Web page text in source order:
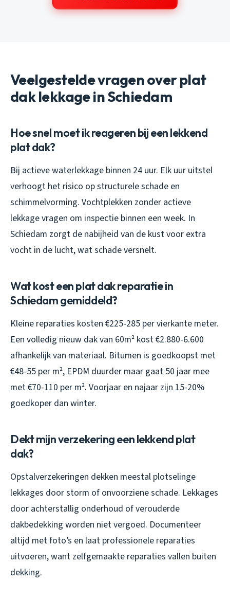
Veelgestelde vragen over plat
dak lekkage in Schiedam
Hoe snel moet ik reageren bij een lekkend
plat dak?
Bij actieve waterlekkage binnen 24 uur. Elk uur uitstel
verhoogt het risico op structurele schade en
schimmelvorming. Vochtplekken zonder actieve
lekkage vragen om inspectie binnen een week. In
Schiedam zorgt de nabijheid van de kust voor extra
vocht in de lucht, wat schade versnelt.
Wat kost een plat dak reparatie in
Schiedam gemiddeld?
Kleine reparaties kosten €225-285 per vierkante meter.
Een volledig nieuw dak van 60m² kost €2.880-6.600
afhankelijk van materiaal. Bitumen is goedkoopst met
€48-55 per m², EPDM duurder maar gaat 50 jaar mee
met €70-110 per m². Voorjaar en najaar zijn 15-20%
goedkoper dan winter.
Dekt mijn verzekering een lekkend plat
dak?
Opstalverzekeringen dekken meestal plotselinge
lekkages door storm of onvoorziene schade. Lekkages
door achterstallig onderhoud of verouderde
dakbedekking worden niet vergoed. Documenteer
altijd met foto’s en laat professionele reparaties
uitvoeren, want zelfgemaakte reparaties vallen buiten
dekking.